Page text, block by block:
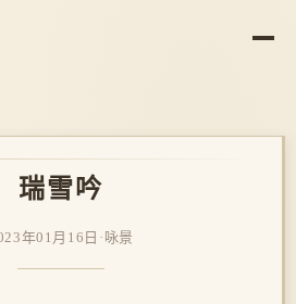
瑞雪吟
年01月16日 · 咏景